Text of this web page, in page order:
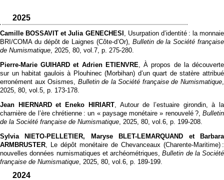
2025
Camille BOSSAVIT et Julia GENECHESI
, Usurpation d’identité : la monnaie
BRI/COMA du dépôt de Laignes (Côte-d’Or), Bulletin de la Société française
de Numismatique , 2025, 80, vol.7, p. 275‑280.
Pierre-Marie GUIHARD et Adrien ETIENVRE , À propos de la découverte
sur un habitat gaulois à Plouhinec (Morbihan) d’un quart de statère attribué
erronément aux Osismes, Bulletin de la Société française de Numismatique
2025, 80, vol.5, p. 173‑178.
Jean HIERNARD et Eneko HIRIART, Autour de l’estuaire girondin, à la
charnière de l’ère chrétienne : un « paysage monétaire » renouvelé ?, Bulletin
de la Société française de Numismatique , 2025, 80, vol.6, p. 199‑208.
Sylvia NIETO-PELLETIER, Maryse BLET-LEMARQUAND et Barbara
ARMBRUSTER , Le dépôt monétaire de Chevanceaux (Charente-Maritime) :
nouvelles données numismatiques et archéométriques,Bulletin de la Société
française de Numismatique , 2025, 80, vol.6, p. 189‑199.
2024